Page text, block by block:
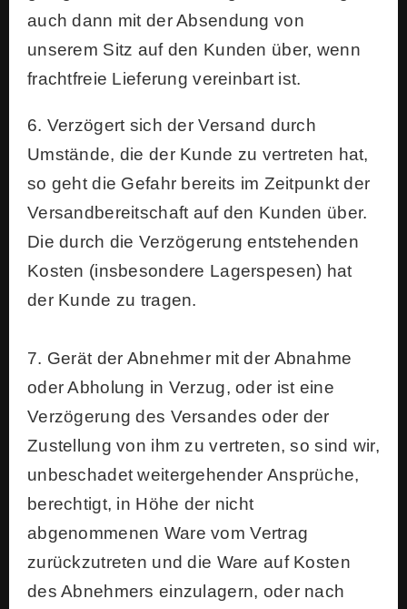
auch dann mit der Absendung von
unserem Sitz auf den Kunden über, wenn
frachtfreie Lieferung vereinbart ist.
6. Verzögert sich der Versand durch
Umstände, die der Kunde zu vertreten hat,
so geht die Gefahr bereits im Zeitpunkt der
Versandbereitschaft auf den Kunden über.
Die durch die Verzögerung entstehenden
Kosten (insbesondere Lagerspesen) hat
der Kunde zu tragen.
7. Gerät der Abnehmer mit der Abnahme
oder Abholung in Verzug, oder ist eine
Verzögerung des Versandes oder der
Zustellung von ihm zu vertreten, so sind wir,
unbeschadet weitergehender Ansprüche,
berechtigt, in Höhe der nicht
abgenommenen Ware vom Vertrag
zurückzutreten und die Ware auf Kosten
des Abnehmers einzulagern, oder nach